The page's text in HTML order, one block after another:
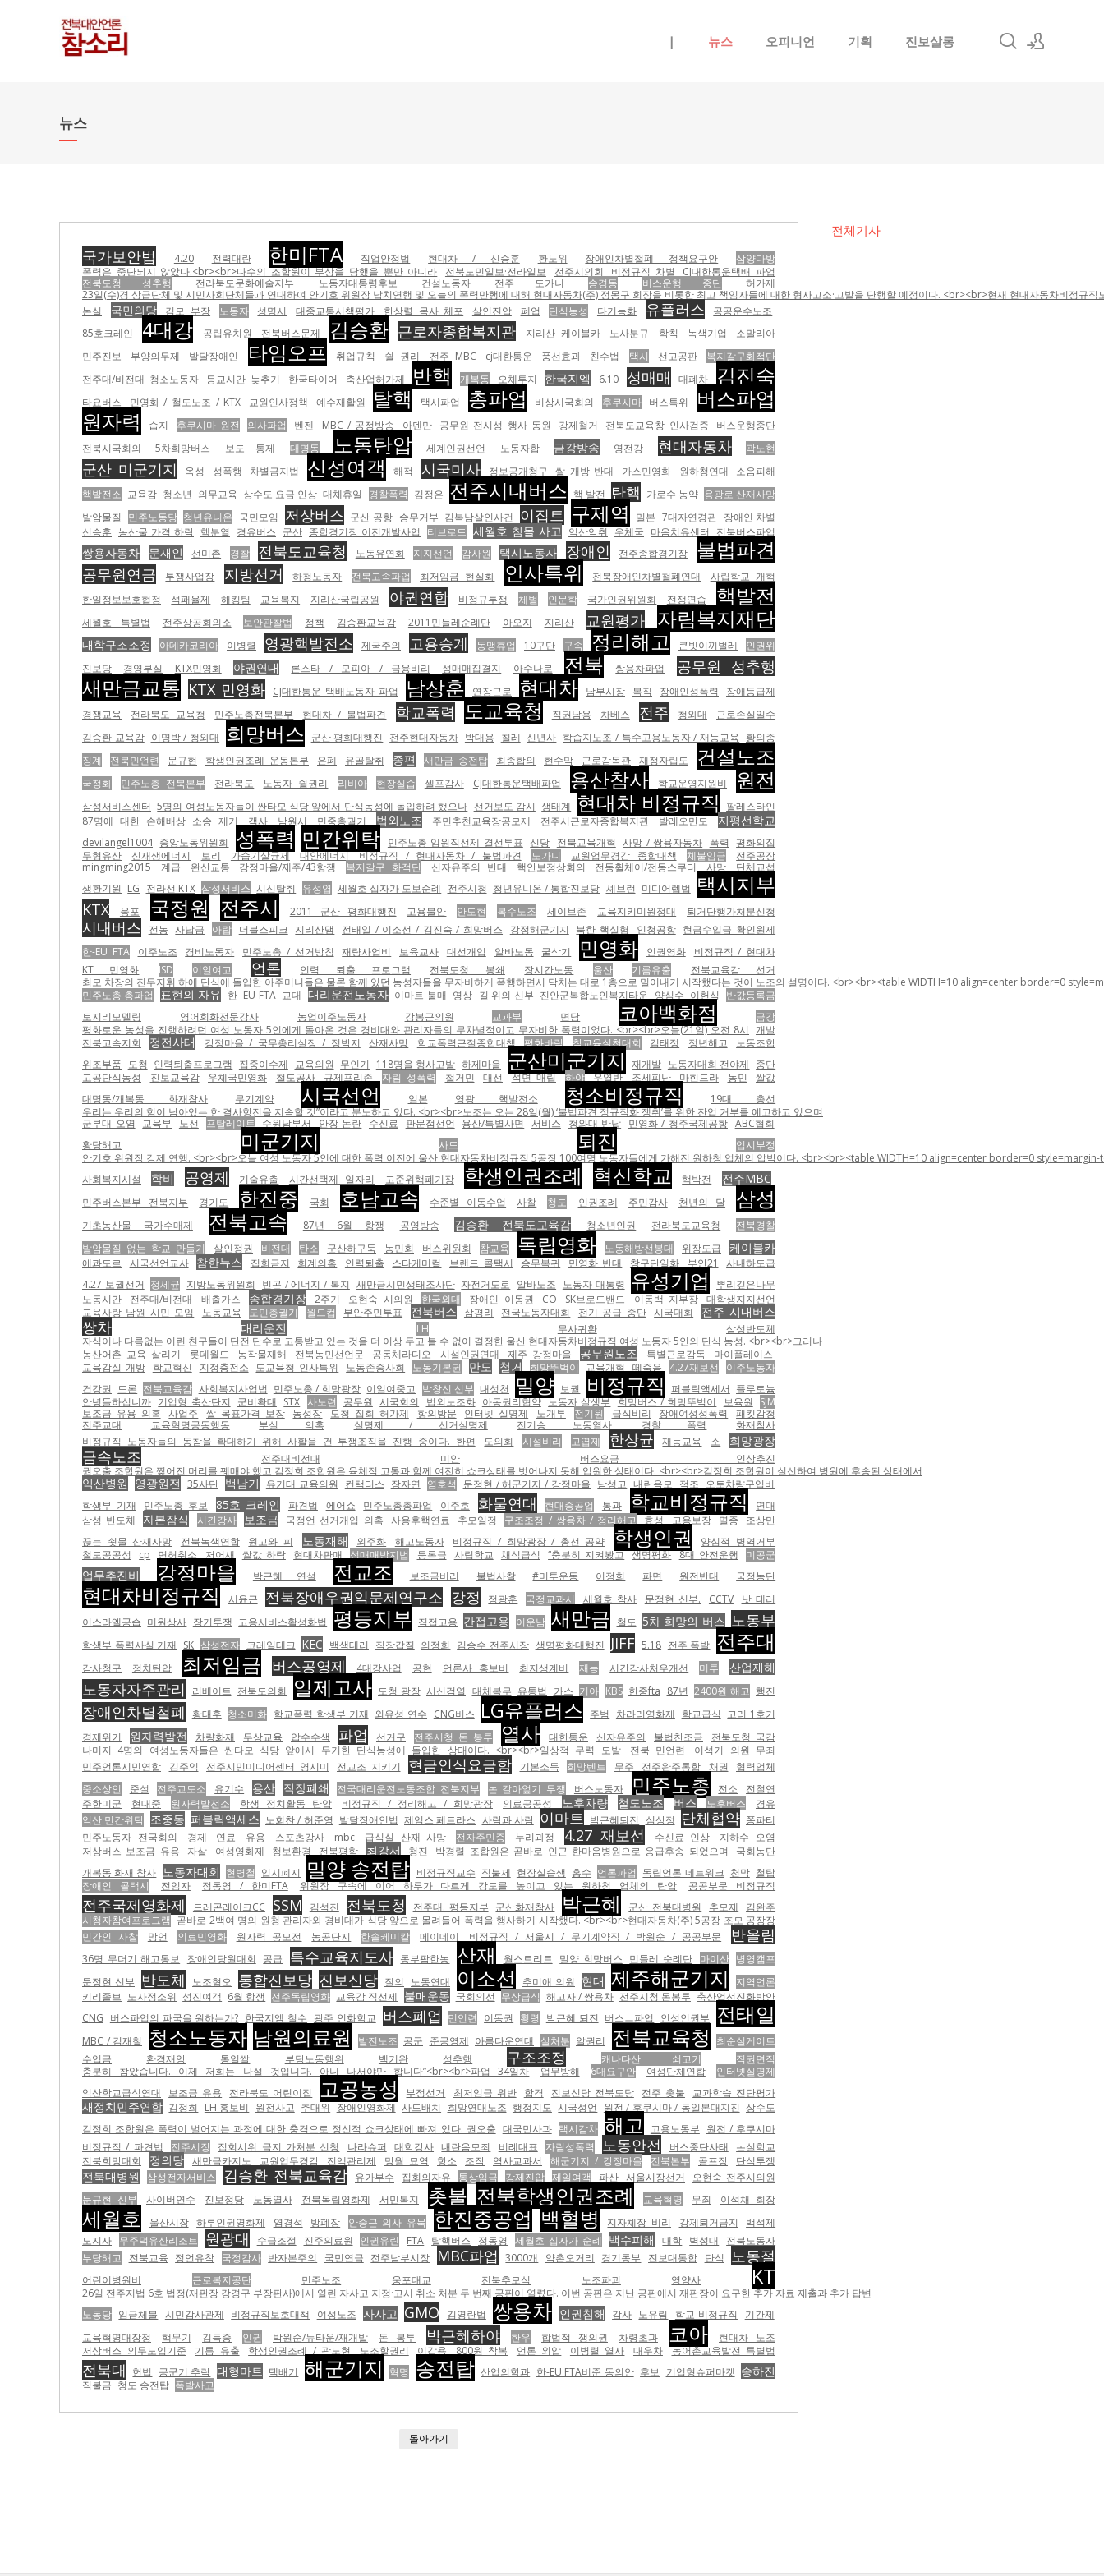
| 뉴스 오피니언 기획 진보살롱
뉴스
전체기사
국가보안법 4.20 전력대란 한미FTA 직업안정법 현대차 / 신승훈 환노위 장애인차별철폐 정책요구안
삼양다방
폭력은 중단되지 않았다.<br><br>다수의 조합원이 부상을 당했을 뿐만 아니라
전북도민일보·전라일보 전주시의회 비정규직 차별
CJ대한통운택배 파업
전북도청 성추행
전라북도문화예술지부 노동자대통령후보 건설노동자 전주 도가니 송경동 버스운행 중단
허가제
23일(수)경 상급단체 및 시민사회단체들과 연대하여 안기호 위원장 납치연행 및 오늘의 폭력만행에 대해 현대자동차(주) 정몽구 회장을 비롯한 최고 책임자들에 대한 형사고소·고발을 단행할 예정이다. <br><br>현재 현대자동차비정
논실
국민의당 김모 부장 노동자 성명서 대중교통시책평가 한상렬 목사 체포 살인진압 폐업 단식농성 다기능화 유플러스
공공운수노조
85호크레인
4대강 공립유치원 전북버스문제 김승환 근로자종합복지관 지리산 케이블카 노사분규 학칙 녹색기업
소말리아
민주진보
부양의무제 발달장애인 타임오프 취업규칙 쉴 권리 전주 MBC cj대한통운 풍선효과 친수법 택시 선고공판
복지갈구화적단
전주대/비전대 청소노동자
등교시간 늦추기 한국타이어 축산업허가제 반핵 개복동 오체투지 한국지엠 6.10 성매매 대폐차 김진숙
타요버스 민영화 / 철도노조 / KTX 교원인사정책 예수재활원 탈핵 택시파업 총파업 비상시국회의 후쿠시마 버스특위
버스파업
원자력
습지 후쿠시마 원전 의사파업 벤젠 MBC / 공정방송 아덴만 공무원 전시성 행사 동원 강제철거 전북도교육창 인사검증
버스운행중단
전북시국회의
5차희망버스 보도 통제 대명동 노동탄압 세계인권선언 노동자합 금강방송 영전강 현대자동차 곽노현
군산 미군기지 옥성 성폭행 차별금지법 신성여객 해적 시국미사 정보공개청구 쌀 개방 반대 가스민영화 원하청연대
소음피해
핵발전소 교육감 청소년 의무교육 상수도 요금 인상 대체휴일 경찰폭력 김정은 전주시내버스 핵 발전 탄핵 가로수 농약 용광로 산재사망
발암물질
민주노동당 청년유니온 국민모임 저상버스 군산 공항 승무거부 김복남살인사건 이집트 구제역 밀본 7대자연경관 장애인 차별
신승훈 농산물 가격 하락 핵분열 경유버스 군산 종합경기장 이전개발사업 티브로드 세월호 침몰 사고 익산악취 우체국 마음치유센터 전북버스파업
쌍용자동차 문재인 선미촌 경찰 전북도교육청 노동유연화 지지선언 감사원 택시노동자 장애인 전주종합경기장 불법파견
공무원연금 투쟁사업장 지방선거 하청노동자 전북고속파업 최저임금 현실화 인사특위 전북장애인차별철폐연대
사립학교 개혁
한일정보보호협정
석패율제 해킹팀 교육복지 지리산국립공원 야권연합 비정규투쟁 체벌 인문학 국가인권위원회 전쟁연습 핵발전
세월호 특별법 전주상공회의소 보안관찰법 정책 김승환교육감 2011민들레순례단 아오지 지리산 교원평가 자림복지재단
대학구조조정 아데카코리아 이병렬 영광핵발전소 제국주의 고용승계 동맹휴업 10구단 구속 정리해고 큰빗이끼벌레
인권위
진보당
경영부실 KTX민영화 야권연대 론스타 / 모피아 / 금융비리 성매매집결지 아수나로 전북 쌍용차파업 공무원 성추행
새만금교통 KTX 민영화 CJ대한통운 택배노동자 파업 남상훈 연장근로 현대차 남부시장 복직 장애인성폭력
장애등급제
경쟁교육
전라북도 교육청 민주노총전북본부 현대차 / 불법파견 학교폭력 도교육청 직권남용 차베스 전주 청와대
근로손실일수
김승환 교육감 이명박 / 청와대 희망버스 군산 평화대행진 전주현대자동차 박대용 칠레 신년사 학습지노조 / 특수고용노동자 / 재능교육 황의종
징계
전북민언련 문규현 학생인권조례 운동본부 은폐 유골탈취 종편 새만금 송전탑 최종합의 현수막 근로감독관 재정자립도 건설노조
국정화 민주노총 전북본부 전라북도 노동자 쉴권리 리비아 현장실습 셀프감사 CJ대한통운택배파업 용산참사 학교운영지원비 원전
삼성서비스센터 5명의 여성노동자들이 싼타모 식당 앞에서 단식농성에 돌입하려 했으나 선거보도 감시 생태계 현대차 비정규직 팔레스타인
87명에 대한 손해배상 소송 제기
객사 남원시 민중총궐기 법외노조 주민추천교육장공모제 전주시근로자종합복지관 발레오만도 지평선학교
devilangel1004 중앙노동위원회 성폭력 민간위탁 민주노총 임원직선제 결선투표 신당 전북교육개혁 사망 / 쌍용자동차 폭력 평화의집
무형유산
신재생에너지 보리 가습기살균제 대안에너지 비정규직 / 현대자동차 / 불법파견 도가니 교원업무경감 종합대책 체불임금
전주공장
mingming2015
계급 완산교통 강정마을/제주/43항쟁 복지갈구 화적단 신자유주의 반대 핵안보정상회의 전동휠체어/전동스쿠터 사망
단체교섭
생환기원 LG 전라선 KTX 삼성서비스 시신탈취 유성엽 세월호 십자가 도보순례 전주시청 청년유니온 / 통합진보당 셰브런 미디어렙법 택시지부
KTX 웅포 국정원 전주시 2011 군산 평화대행진 고용불안 안도현 복수노조 세이브존 교육지키미원정대 퇴거단행가처분신청
시내버스 전농 사납금 아랍 더블스피크 지리산댐 전태일 / 이소선 / 김진숙 / 희망버스 강정해군기지 북한 핵실험 인청공항 현금수입금 확인원제
한-EU FTA
이주노조 경비노동자 민주노총 / 선거방침 재량사업비 보육교사 대선개입 알바노동 굴삭기 민영화 인권영화
비정규직 / 현대차
KT 민영화
ISD 이일여고 언론 인력 퇴출 프로그램 전북도청 봉쇄 장시간노동 울산 기름유출
전북교육감 선거
최모 차장의 진두지휘 하에 단식에 돌입한 아주머니들은 물론 함께 있던 농성자들을 무자비하게 폭행하면서 닥치는 대로 1층으로 밀어내기 시작했다는 것이 노조의 설명이다. <br><br><table WIDTH=10 align=center border=0
민주노총 총파업
표현의 자유 한- EU FTA 교대 대리운전노동자 이마트 불매 영상 길 위의 신부 진안군복합노인복지타운 양심수 이헌식
반값등록금
토지리모델링
영어회화전문강사 농업이주노동자 강봉근의원 교과부 면담 코아백화점
금강
평화로운 농성을 진행하려던 여성 노동자 5인에게 돌아온 것은 경비대와 관리자들의 무차별적이고 무자비한 폭력이었다. <br><br>오늘(21일) 오전 8시 개발
전북고속지회
정전사태 강정마을 / 국무총리실장 / 정박지 산재사망 학교폭력근절종합대책 평화바람 참교육실천대회 김태정 정년해고
노동조합
위조부품 도청 인력퇴출프로그램 집중이수제 교육의원 무인기 118명을 형사고발 하제마을 군산미군기지 재개발 노동자대회 전야제 중단
고공단식농성
진보교육감 우체국민영화 철도공사 규제프리존 자림 성폭력 철거민 대선 석면 매립 하야 우열반 조세피난 마힌드라 농민
쌀값
대명동/개복동 화재참사
무기계약 시국선언 일본 영광 핵발전소 청소비정규직
19대 총선
우리는 우리의 힘이 남아있는 한 결사항전을 지속할 것”이라고 분노하고 있다. <br><br>노조는 오는 28일(월) ‘불법파견 정규직화 쟁취’를 위한 잔업 거부를 예고하고 있으며
군부대 오염
교육부 노선 프탈레이트 수원남부서 안장 논란 수신료 판문점선언 용산/특별사면 서비스 청와대 반납 민영화 / 청주국제공항 ABC협회
황당해고
미군기지 사드 퇴진
입시부정
안기호 위원장 강제 연행. <br><br>오늘 여성 노동자 5인에 대한 폭력 이전에 울산 현대자동차비정규직 5공장 100여명 노동자들에게 가해진 원하청 업체의 압박이다. <br><br><table WIDTH=10 align=center border=0
사회복지시설
학비 공영제 기술유출 시간선택제 일자리 고준위핵폐기장 학생인권조례 혁신학교 핵박전 전주MBC
민주버스본부 전북지부 경기도 한진중 국회 호남고속 수준별 이동수업 사찰 청도 인권조례 주민감사 천년의 달 삼성
기초농산물 국가수매제 전북고속 87년 6월 항쟁 공영방송 김승환 전북도교육감 청소년인권 전라북도교육청
전북경찰
발암물질 없는 학교 만들기
살인정권 비전대 탄소 군산하구둑 농민회 버스위원회 참교육 독립영화 노동해방선봉대 위장도급 케이블카
에콰도르 시국선언교사 참한뉴스 집회금지 회계의혹 인력퇴출 스타케미컬 브랜드 콜택시 승무복귀 민영화 반대 창구단일화 부안21
사내하도급
4.27 보궐선거 정세균 지방노동위원회 빈곤 / 에너지 / 복지 새만금시민생태조사단 자전거도로 알바노조 노동자 대통령 유성기업
뿌리깊은나무
노동시간
전주대/비전대 배출가스 종합경기장 2주기 오현숙 시의원 한국외대 장애인 이동권 CO SK브로드밴드 이동백 지부장
대학생지지선언
교육사랑 남원 시민 모임
노동교육 도민총궐기 월드컵 부안주민투표 전북버스 삼평리 전국노동자대회 전기 공급 중단 시국대회 전주 시내버스
쌍차 대리운전 LH 무사귀환
삼성반도체
자식이나 다름없는 어린 친구들이 단전·단수로 고통받고 있는 것을 더 이상 두고 볼 수 없어 결정한 울산 현대자동차비정규직 여성 노동자 5인의 단식 농성. <br><br>그러나
농산어촌 교육 살리기
롯데월드 농작물재해 전북농민선언문 공동체라디오 시설인권연대 제주 강정마을 공무원노조 특별근로감독
마이플레이스
교육감실 개방 학교혁신 지정충전소 도교육청 인사특위 노동존중사회 노동기본권 만도 철거 희망뚜벅이 교육개혁 떼죽음 4.27재보선
이주노동자
건강권 드론 전북교육감 사회복지사업법 민주노총 / 희망광장 이일여중고 박창신 신부 내성천 밀양 보궐 비정규직 퍼블릭액세서 플루토늄
안녕들하십니까 기업형 축산단지 군비확대 STX 사노련 공무원 시국회의 법외노조화 아동권리협약 노동자 살생부 희망버스 / 희망뚜벅이 보육원
SJM
보조금 유용 의혹
사업주 쌀 목표가격 보장 농성장 도청 집회 허가제 항의방문 인터넷 실명제 노개투 전기원 급식비리 장애여성성폭력
패킷감청
전주교대
교육혁명공동행동 부실 의혹 실명제 / 선거실명제 진기승 노동열사 경찰 폭력
화재참사
비정규직 노동자들의 동참을 확대하기 위해 사활을 건 투쟁조직을 진행 중이다. 한편
도의회 시설비리 고엽제 한상균 재능교육 소 희망광장
금속노조 전주대비전대 미안
버스요금 인상추진
권오출 조합원은 찢어진 머리를 꿰매야 했고 김정희 조합원은 육체적 고통과 함께 여전히 쇼크상태를 벗어나지 못해 입원한 상태이다. <br><br>김정희 조합원이 실신하여 병원에 후송된 상태에서
익산병원 영광원전 35사단 백남기 유기태 교육의원 컨택터스 장자연 염호석 문정현 / 해군기지 / 강정마을 남성고 내란음모 적조 오토차량구입비
학생부 기재
민주노총 후보 85호 크레인 파견법 에어쇼 민주노총총파업 이주호 화물연대 현대중공업 통과 학교비정규직
연대
삼성 반도체
자본잠식 시간강사 보조금 국정언 선거개입 의혹 사용후핵연료 추모일정 구조조정 / 쌍용차 / 정리해고 효성 고용보장 멸종
조상만
끊는 쇳물 산재사망
전북녹색연합 원고와 피 노동재해 외주화 해고노동자 비정규직 / 희망광장 / 총선 공약 학생인권
양심적 병역거부
철도공공성
cp 면허취소 저어새 쌀값 하락 현대차판매 성매매방지법 등록금 사립학교 채식급식 “충분히 지켜봤고 생명평화 8대 안전운행 미공군
업무추진비 강정마을 박근혜 연설 전교조 보조금비리 불법사찰 #미투운동 이정희 파면 원전반대 국정농단
현대차비정규직 서윤근 전북장애우권익문제연구소 강정 정광훈 국정교과서 세월호 참사 문정현 신부. CCTV
낫 테러
이스라엘공습 미원상사 장기투쟁 고용서비스활성화법 평등지부 직접고용 간접고용 이운남 새만금 철도 5차 희망의 버스 노동부
학생부 폭력사실 기재 SK 삼성전자 코레일테크 KEC 백색테러 직장갑질 의정회 김승수 전주시장 생명평화대행진 JIFF 5.18 전주 폭발 전주대
감사청구 정치탄압 최저임금 버스공영제 4대강사업 공현 언론사 홍보비 최저생계비 재능 시간강사처우개선 미투 산업재해
노동자자주관리 리베이트 전북도의회 일제고사 도청 광장 서신검열 대체복무 유통법 가스 기아 KBS 한중fta 87년 2400원 해고 행진
장애인차별철폐 황태훈 청소미화 학교폭력 학생부 기재 외유성 연수 CNG버스 LG유플러스 주범 차라리영화제 학교급식 고리 1호기
경제위기
원자력발전 차량화재 무상교육 압수수색 파업 선거구 전주시청 돈 봉투 열사 대한통운 신자유주의 불법찬조금
전북도청 국감
나머지 4명의 여성노동자들은 싼타모 식당 앞에서 무기한 단식농성에 돌입한 상태이다. <br><br>일상적 무력 도발
전북 민언련
이석기 의원 무죄
민주언론시민연합
김주익 전주시민미디어센터 영시미 전교조 지키기 현금인식요금함 기본소득 희망텐트 무주 전주완주통합 채권
협력업체
중소상인
준설 전주교도소 유기수 용산 직장폐쇄 전국대리운전노동조합 전북지부 논 갈아엎기 투쟁 버스노동자 민주노총 전소
전철연
주한미군
현대중 원자력발전소 학생 정치활동 탄압 비정규직 / 정리해고 / 희망광장 의료공공성 노후차량 철도노조 버스 노후버스
경유
익산 민간위탁 조중동 퍼블릭액세스 노회찬 / 허준영 발달장애인법 제임스 페트라스 사람과 사람 이마트 박근혜퇴진 심상정 단체협약 쫑파티
민주노동자 전국회의
경제 연료 유용 스포츠강사 mbc 급식실 산재 사망 전자주민증 누리과정 4.27 재보선 수신료 인상
지하수 오염
저상버스 보조금 유용
자살 여성영화제 청보환경 전북평학 최강서 청진 박경렬 조합원은 곧바로 인근 한마음병원으로 응급후송 되었으며
국회농단
개복동 화재 참사 노동자대회 현병철 입시폐지 밀양 송전탑 비정규직교수 직불제 현장실습생 홍수 언론파업 독립언론 네트워크 천막 철탑
장애인 콜택시
전임자 정동영 / 한미FTA 위원장 구속에 이어 하루가 다르게 강도를 높이고 있는 원하청 업체의 탄압 공공부문 비정규직
전주국제영화제 드레곤레이크CC SSM 김석진 전북도청 전주대. 평등지부 군산화재참사 박근혜 군산 전북대병원 추모제
김완주
시청자참여프로그램 곧바로 2백여 명의 원청 관리자와 경비대가 식당 앞으로 몰려들어 폭력을 행사하기 시작했다. <br><br>현대자동차(주) 5공장 조모 공장장
민간인 사찰
망언 의료민영화 원자력 공모전 농공단지 한솔케미칼 메이데이 비정규직 / 서울시 / 무기계약직 / 박원순 / 공공부문 반올림
36명 무더기 해고통보 장애인당원대회 공급 특수교육지도사 동부팜한농 산재 월스트리트 밀양 희망버스 민들레 순례단 마이산 병영캠프
문정현 신부 반도체 노조혐오 통합진보당 진보신당 질의 노동연대 이소선 추미애 의원 현대 제주해군기지
지역언론
키리졸브 노사정소위 성진여객 6월 항쟁 전주독립영화 교육감 직선제 불매운동 국회의선 무상급식 해고자 / 쌍용차 전주시청 돈봉투 축산업선진화방안
CNG 버스파업의 파국을 원하는가? 한국지엠 철수 광주 인화학교 버스폐업 민언련 이동권 횡령 박근혜 퇴진 버스ㅡ파업 인성인권부 전태일
MBC / 김재철 청소노동자 남원의료원 발전노조 공군 준공영제 아름다운연대 살처분 알권리 전북교육청
최순실게이트
수입금
환경재앙 통일쌀 부당노동행위 백기완 성추행 구조조정 캐나다산 쇠고기
직권면직
충분히 참았습니다. 이제 저희는 나설 것입니다. 아니 나서야만 합니다”<br><br>파업 34일차
업무방해 6대요구안 여성단체연합
인터넷실명제
익산학교급식연대
보조금 유용 전라북도 어린이집 고공농성 부정선거 최저임금 위반 합격 진보신당 전북도당 전주 촛불 교과학습 진단평가
새정치민주연합 김정희 LH 홍보비 원전사고 추대위 장애인영화제 사드배치 희망연대노조 행정지도 시국성언 원전 / 후쿠시마 / 동일본대지진 상수도
김정희 조합원은 폭력이 벌어지는 과정에 대한 충격으로 정신적 쇼크상태에 빠져 있다. 권오출 대국민사과 택시감차 해고 고용노동부 원전 / 후쿠시마
비정규직 / 파견법
전주시장 집회시위 금지 가처분 신청 나라슈퍼 대학강사 내란음모죄 비례대표 자림성폭력 노동안전 버스중단사태
논실학교
전북희망대회
정의당 새만금카지노 교원업무경감 전액관리제 망월 묘역 항소 조작 역사교과서 해군기지 / 강정마을 전북본부 골프장 단식투쟁
전북대병원 삼성전자서비스 김승환 전북교육감 유가부수 집회의자유 통상임금 강제진압 제일여객 파산 서울시장선거
오현숙 전주시의원
문규현 신부
사이버연수 진보정당 노동열사 전북독립영화제 서민복지 촛불 전북학생인권조례 교육혁명 무죄 이석채 회장
세월호 울산시장 하루인권영화제 염경석 방폐장 안중근 의사 유묵 한진중공업 백혈병 지자체장 비리 강제퇴거금지
백석제
도지사 무주덕유산리조트 원광대 수급조절 진주의료원 인권유린 FTA 탈핵버스 정동영 세월호 십자가 순례 백수피해 대학 벽성대
전북노동자
부당해고
전북교육 정언유착 국정감사 반자본주의 국민연금 전주남부시장 MBC파업 3000개 약촌오거리 경기동부 진보대통합 단식 노동절
어린이병원비 근로복지공단 민주노조 웅포대교 전북추모식 노조파괴 영양사 KT
26일 전주지법 6호 법정(재판장 강경구 부장판사)에서 열린 자사고 지정·고시 취소 처분 두 번째 공판이 열렸다. 이번 공판은 지난 공판에서 재판장이 요구한 추가 자료 제출과 추가 답변
노동당 임금체불 시민감사관제 비정규직보호대책 여성노조 자사고 GMO 김영란법 쌍용차 인권침해 감사 노유림 학교 비정규직
기간제
교육혁명대장정
핵무기 김득중 인권 박원순/뉴타운/재개발 돈 봉투 박근혜하야 한우 합법적 쟁의권 차령초과 코아
현대차 노조
저상버스 의무도입기준
기름 유출 학생인권조례 / 곽노현 노조할권리 이갑용 800원 착복 언론 외압 이병렬 열사 대우차 농어촌교육발전 특별법
전북대 헌법 공군기 추락 대형마트 택배기 해군기지 혁명 송전탑 산업의학과 한-EU FTA비준 동의안 후보 기업형슈퍼마켓 송하진
직불금 청도 송전탑 폭발사고
돌아가기